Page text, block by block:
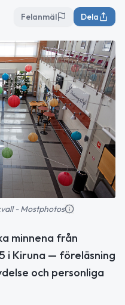
Felanmäl Dela
- Mostphotos
minnena från
i Kiruna — föreläsning
och personliga